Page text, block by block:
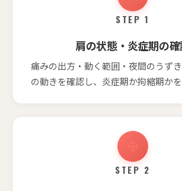
STEP 1
肩の状態・炎症期の
痛みの出方・動く範囲・夜間のうず
の動きを確認し、炎症期か拘縮期かを
STEP 2